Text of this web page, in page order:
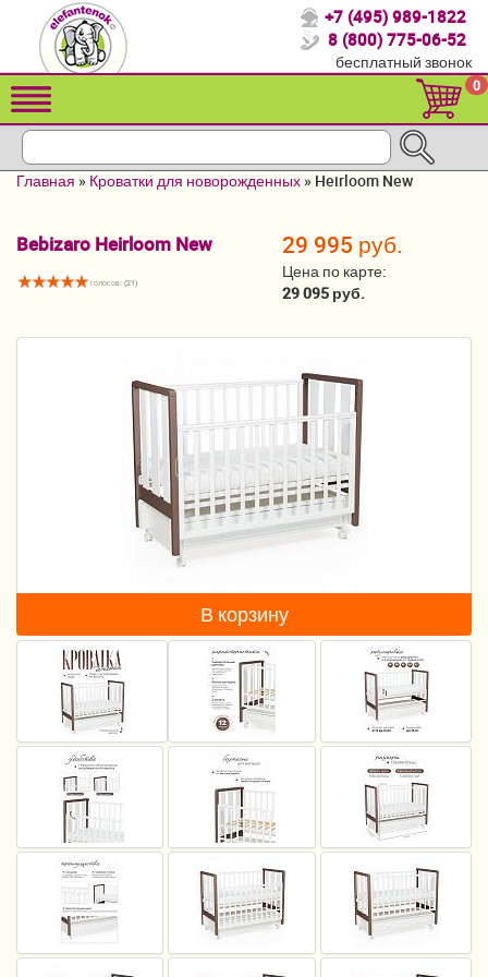
Спасибо, что выбрали нас!
Распродажа!
Детские коляски
Кровати для детей от 2-3 лет
Конверты, муфты
Детский транспорт
Летние товары
Мебель и аксессуары
Постельные принадлежности
Качели, шезлонги
Манежи
Безопасность ребенка
Ходунки и прыгунки
Игры и развитие
Принадлежности для выписки
Сумки для мам и детей
Кенгуру и слинги
+7 (495) 989-1822
8 (800) 775-06-52
бесплатный звонок
0
Главная » Кроватки для новорожденных » Heirloom New
Bebizaro Heirloom New
голосов: (21)
29 995 руб.
Цена по карте:
29 095 руб.
В корзину